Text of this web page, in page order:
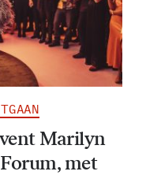
Marilyn
met